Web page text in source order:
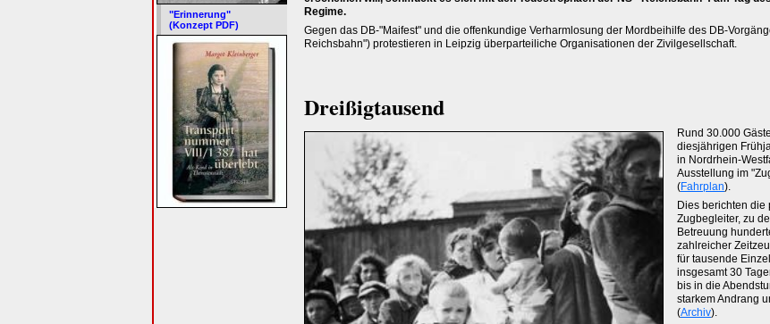
"Erinnerung"
(Konzept PDF)
Regime.
Gegen das DB-"Maifest" und die offenkundige Verharmlosung der Mordbeihilfe des DB-
Reichsbahn") protestieren in Leipzig überparteiliche Organisationen der Zivilgesellschaft.
Dreißigtausend
Rund 30.000
diesjährigen
in Nordrhein-
Ausstellung im
(Fahrplan).
Dies berichten die
Zugbegleiter, zu
Betreuung
zahlreicher
für tausende
insgesamt 30
bis in die
starkem Andrang
(Archiv).